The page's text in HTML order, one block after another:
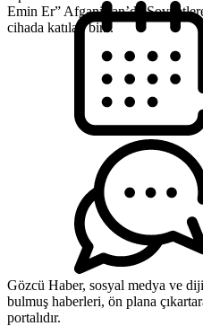
Emin Er” Afganistan’da
cihada katılan bir...
Gözcü Haber, sosyal medya ve
bulmuş haberleri, ön plana
portalıdır.